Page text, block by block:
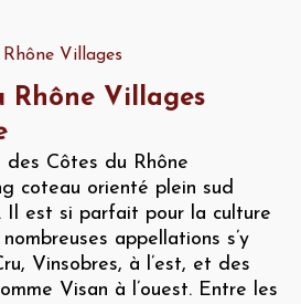
Villages
Rhône Villages
Côtes du Rhône
coteau orienté plein sud
Il est si parfait pour la culture
appellations s’y
Vinsobres, à l’est, et des
Visan à l’ouest. Entre les